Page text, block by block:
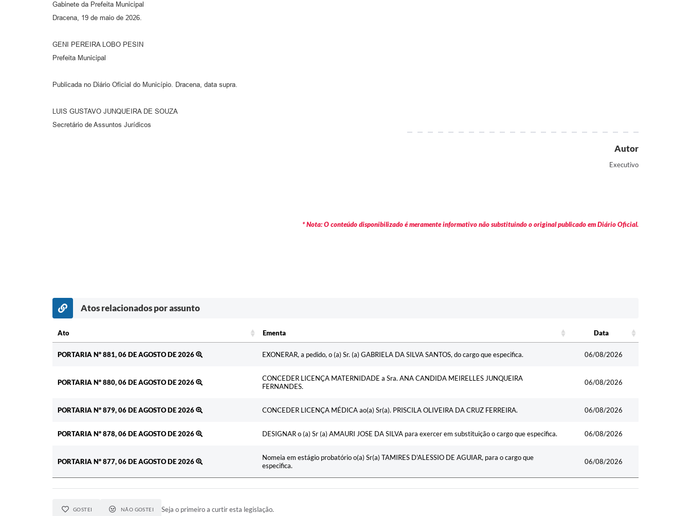
Gabinete da Prefeita Municipal
Dracena, 19 de maio de 2026.
GENI PEREIRA LOBO PESIN
Prefeita Municipal
Publicada no Diário Oficial do Município. Dracena, data supra.
LUIS GUSTAVO JUNQUEIRA DE SOUZA
Secretário de Assuntos Jurídicos
Autor
Executivo
* Nota: O conteúdo disponibilizado é meramente informativo não substituindo o original publicado em Diário Oficial.
Atos relacionados por assunto
Ato Ementa
Data
PORTARIA Nº 881, 06 DE AGOSTO DE 2026
EXONERAR, a pedido, o (a) Sr. (a) GABRIELA DA SILVA SANTOS, do cargo que especifica. 06/08/2026
PORTARIA Nº 880, 06 DE AGOSTO DE 2026
CONCEDER LICENÇA MATERNIDADE a Sra. ANA CANDIDA MEIRELLES JUNQUEIRA
FERNANDES.
06/08/2026
PORTARIA Nº 879, 06 DE AGOSTO DE 2026 CONCEDER LICENÇA MÉDICA ao(a) Sr(a). PRISCILA OLIVEIRA DA CRUZ FERREIRA. 06/08/2026
PORTARIA Nº 878, 06 DE AGOSTO DE 2026 DESIGNAR o (a) Sr (a) AMAURI JOSE DA SILVA para exercer em substituição o cargo que especifica. 06/08/2026
PORTARIA Nº 877, 06 DE AGOSTO DE 2026
Nomeia em estágio probatório o(a) Sr(a) TAMIRES D'ALESSIO DE AGUIAR, para o cargo que
especifica.
06/08/2026
GOSTEI NÃO GOSTEI Seja o primeiro a curtir esta legislação.